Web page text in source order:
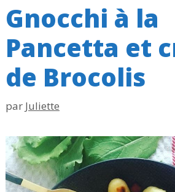
Gnocchi à la
Pancetta et
de Brocolis
par Juliette